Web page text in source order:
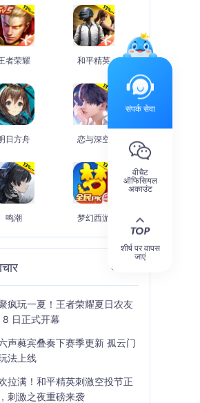
者荣耀 和平精英
日方舟 恋与深空
鸣潮 梦幻西游
अधिक
疯玩一夏！王者荣耀夏日农友
日正式开幕
声蕤宾叠奏下赛季更新 孤云门
法上线
拉满！和平精英刺激空投节正
刺激之夜重磅来袭
संपर्क सेवा
वीचैट
ऑफिसियल
अकाउंट
शीर्ष पर वापस
जाएं